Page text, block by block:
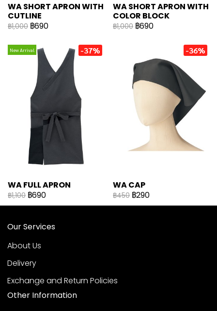
WA SHORT APRON WITH
CUTLINE
฿1,000 ฿690
WA SHORT APRON WITH
COLOR BLOCK
฿1,000 ฿690
New Arrival -37%
WA FULL APRON
฿1,100 ฿690
-36%
WA CAP
฿450 ฿290
Our Services
About Us
Delivery
Exchange and Return Policies
Other Information